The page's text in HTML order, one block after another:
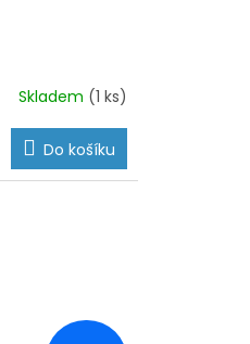
Skladem (1 ks)
Do košíku